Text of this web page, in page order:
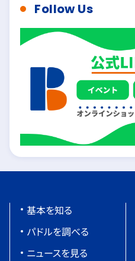
Follow Us
基本を知る
パドルを調べる
ニュースを見る